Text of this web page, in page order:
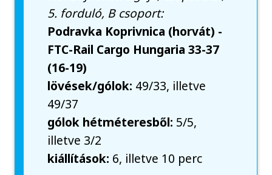
5. forduló, B csoport:
Podravka Koprivnica (horvát) -
FTC-Rail Cargo Hungaria 33-37
(16-19)
lövések/gólok: 49/33, illetve
49/37
gólok hétméteresből: 5/5,
illetve 3/2
kiállítások: 6, illetve 10 perc